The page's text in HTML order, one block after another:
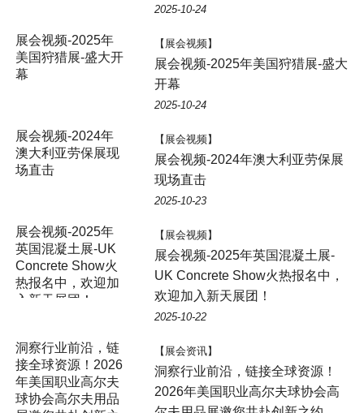
2025-10-24
展会视频-2025年
美国狩猎展-盛大开
幕
【展会视频】
展会视频-2025年美国狩猎展-盛大
开幕
2025-10-24
展会视频-2024年
澳大利亚劳保展现
场直击
【展会视频】
展会视频-2024年澳大利亚劳保展
现场直击
2025-10-23
展会视频-2025年
英国混凝土展-UK
Concrete Show火
热报名中，欢迎加
入新天展团！
【展会视频】
展会视频-2025年英国混凝土展-
UK Concrete Show火热报名中，
欢迎加入新天展团！
2025-10-22
洞察行业前沿，链
接全球资源！2026
年美国职业高尔夫
球协会高尔夫用品
【展会资讯】
洞察行业前沿，链接全球资源！
2026年美国职业高尔夫球协会高